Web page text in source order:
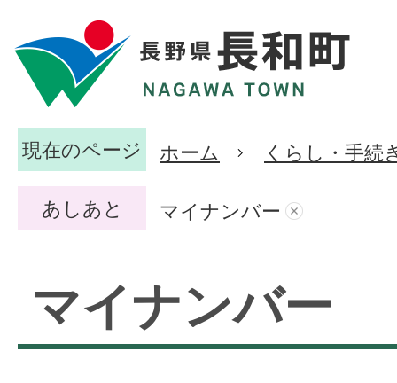
現在のページ ホーム くらし・手続
あしあと マイナンバー
マイナンバー